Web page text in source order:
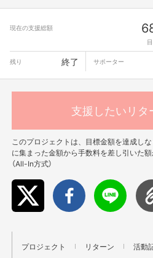
現在の支援総額
残り
終了 サポーター
支援したいリタ
このプロジェクトは、目標金額を達成しな
に集まった金額から手数料を差し引いた
（All-In方式）
プロジェクト リターン 活動